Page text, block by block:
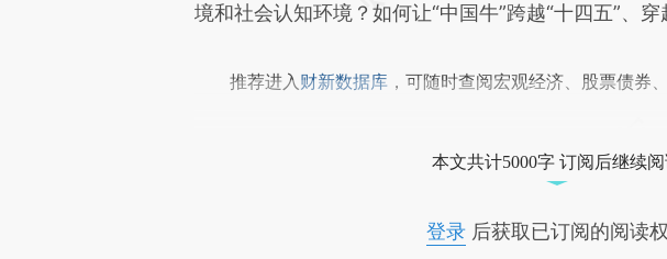
境和社会认知环境？如何让“中国牛”跨越“十四五”、穿
推荐进入 财新数据库 ，可随时查阅宏观经济、股票债券
本文共计5000字 订阅后继续
登录后获取已订阅的阅读